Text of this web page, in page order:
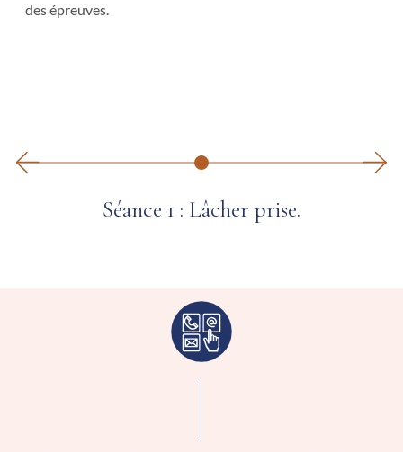
des épreuves.
Séance 1 : Lâcher prise.